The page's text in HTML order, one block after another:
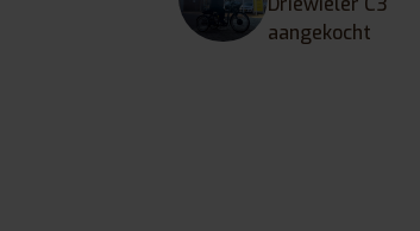
aangekocht